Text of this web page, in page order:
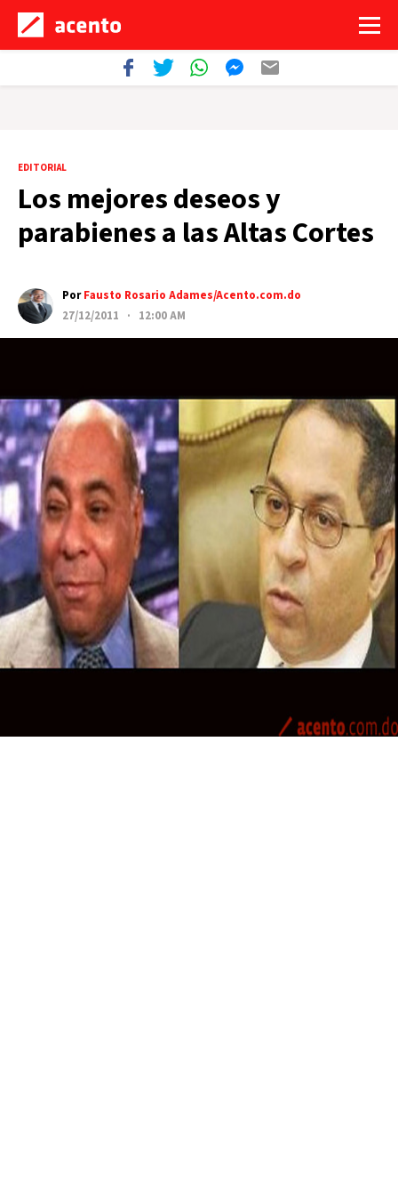
EDITORIAL
Los mejores deseos y
parabienes a las Altas Cortes
PorFausto Rosario Adames/Acento.com.do
27/12/2011 · 12:00 AM